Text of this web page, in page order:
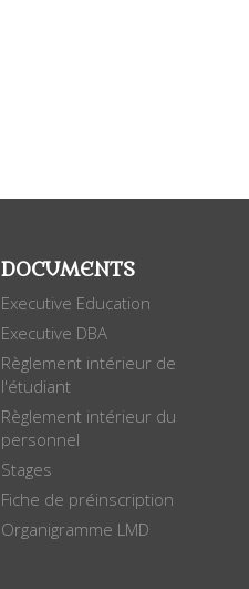
DOCUMENTS
Executive Education
Executive DBA
Règlement intérieur de
l'étudiant
Règlement intérieur du
personnel
Stages
Fiche de préinscription
Organigramme LMD